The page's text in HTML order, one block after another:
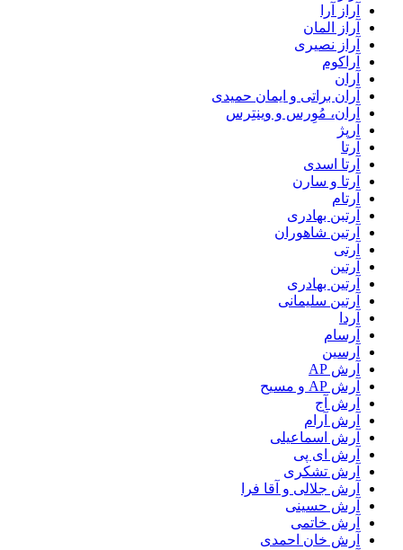
آراز آرا
آراز المان
آراز نصیری
آراکوم
آران
آران براتی و ایمان حمیدی
آران، مُوِرس و وینتِرس
آرپژ
آرتا
آرتا اسدی
آرتا و سارن
آرتام
آرتبن بهادری
آرتين شاهوران
آرتی
آرتین
آرتین بهادری
آرتین سلیمانی
آردا
آرسام
آرسین
آرش AP
آرش AP و مسیح
آرش آج
آرش آرام
آرش اسماعیلی
آرش ای پی
آرش تشکری
آرش جلالی و آقا فرا
آرش حسینی
آرش خاتمی
آرش خان احمدی